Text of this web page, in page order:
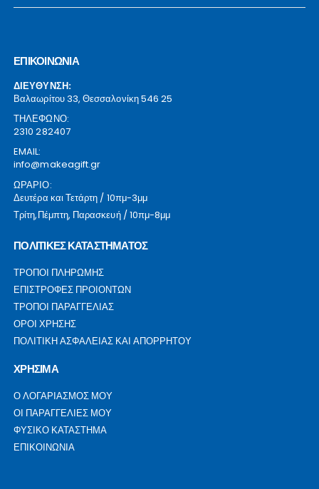
ΕΠΙΚΟΙΝΩΝΙΑ
ΔΙΕΥΘΥΝΣΗ:
Βαλαωρίτου 33, Θεσσαλονίκη 546 25
ΤΗΛΕΦΩΝΟ:
2310 282407
EMAIL:
info@makeagift.gr
ΩΡΑΡΙΟ:
Δευτέρα και Τετάρτη / 10πμ-3μμ
Τρίτη,Πέμπτη, Παρασκευή / 10πμ-8μμ
ΠΟΛΙΤΙΚΕΣ ΚΑΤΑΣΤΗΜΑΤΟΣ
ΤΡΟΠΟΙ ΠΛΗΡΩΜΗΣ
ΕΠΙΣΤΡΟΦΕΣ ΠΡΟΙΟΝΤΩΝ
ΤΡΟΠΟΙ ΠΑΡΑΓΓΕΛΙΑΣ
ΟΡΟΙ ΧΡΗΣΗΣ
ΠΟΛΙΤΙΚΗ ΑΣΦΑΛΕΙΑΣ ΚΑΙ ΑΠΟΡΡΗΤΟΥ
ΧΡΗΣΙΜΑ
Ο ΛΟΓΑΡΙΑΣΜΟΣ ΜΟΥ
ΟΙ ΠΑΡΑΓΓΕΛΙΕΣ ΜΟΥ
ΦΥΣΙΚΟ ΚΑΤΑΣΤΗΜΑ
ΕΠΙΚΟΙΝΩΝΙΑ